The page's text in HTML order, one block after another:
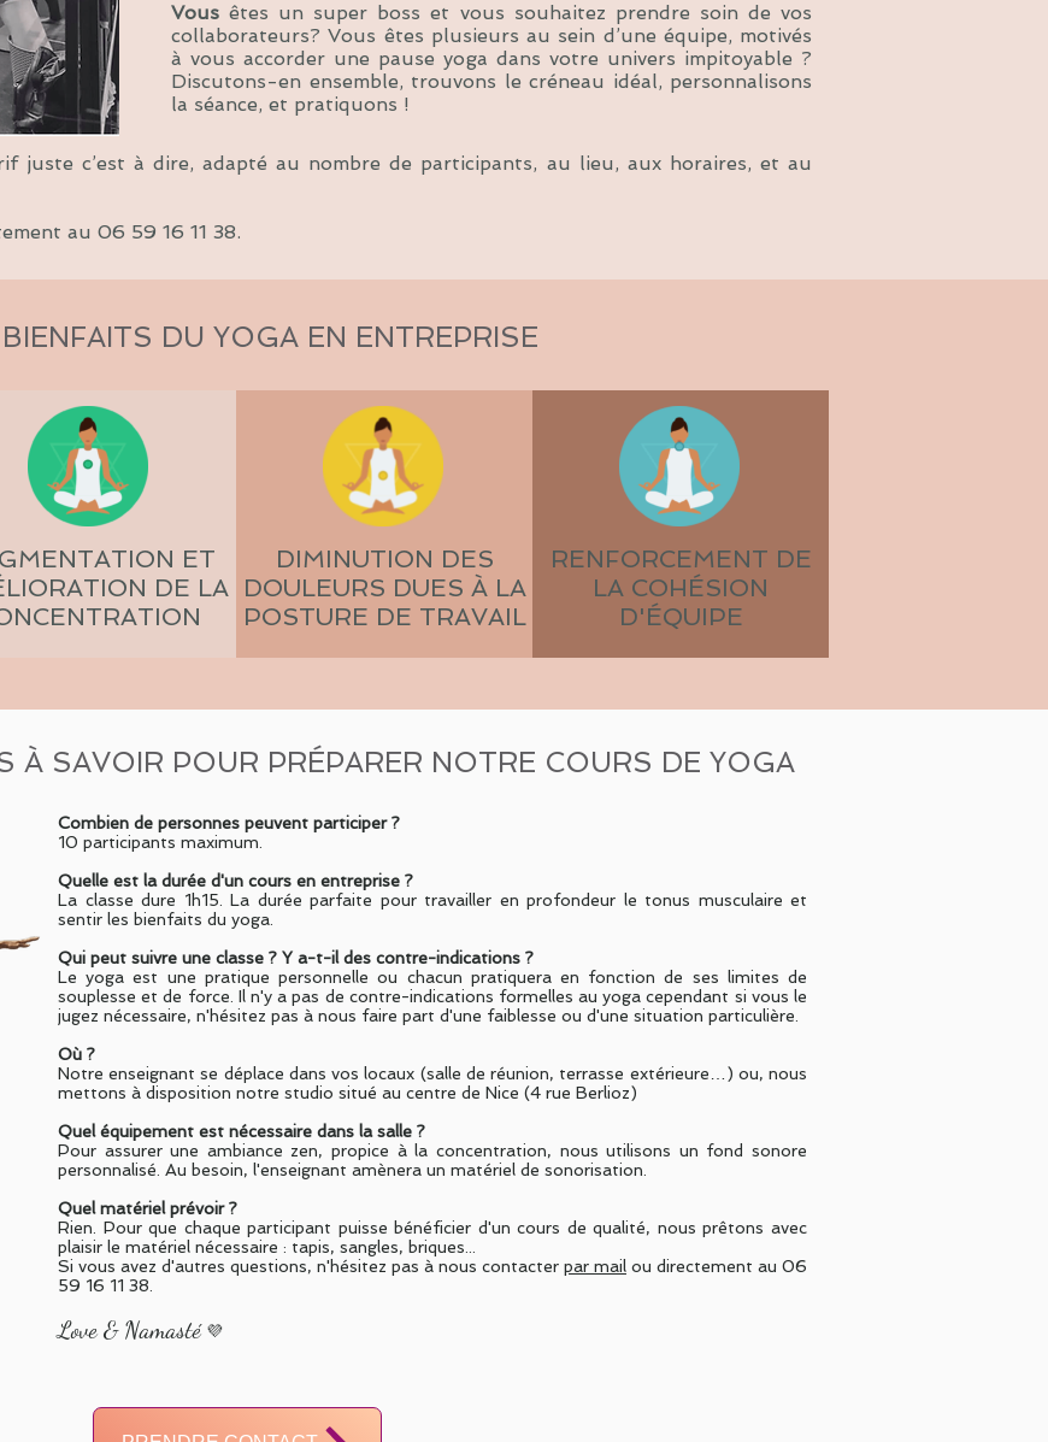
Vous êtes un super boss et vous souhaitez prendre soin de vos
collaborateurs? Vous êtes plusieurs au sein d’une équipe, motivés
à vous accorder une pause yoga dans votre univers impitoyable ?
Discutons-en ensemble, trouvons le créneau idéal, personnalisons
la séance, et pratiquons !
juste c’est à dire, adapté au nombre de participants, au lieu, aux horaires, et au
au 06 59 16 11 38.
DU YOGA EN ENTREPRISE
ET
DE LA
DIMINUTION DES
DOULEURS DUES À LA
POSTURE DE TRAVAIL
RENFORCEMENT DE
LA COHÉSION
D'ÉQUIPE
À SAVOIR POUR PRÉPARER NOTRE COURS DE YOGA
Combien de personnes peuvent participer ?
10 participants maximum.
Quelle est la durée d'un cours en entreprise ?
La classe dure 1h15. La durée parfaite pour travailler en profondeur le tonus musculaire et
sentir les bienfaits du yoga.
Qui peut suivre une classe ? Y a-t-il des contre-indications ?
Le yoga est une pratique personnelle ou chacun pratiquera en fonction de ses limites de
souplesse et de force. Il n'y a pas de contre-indications formelles au yoga cependant si vous le
jugez nécessaire, n'hésitez pas à nous faire part d'une faiblesse ou d'une situation particulière.
Où ?
Notre enseignant se déplace dans vos locaux (salle de réunion, terrasse extérieure…) ou, nous
mettons à disposition notre studio situé au centre de Nice (4 rue Berlioz)
Quel équipement est nécessaire dans la salle ?
Pour assurer une ambiance zen, propice à la concentration, nous utilisons un fond sonore
personnalisé. Au besoin, l'enseignant amènera un matériel de sonorisation.
Quel matériel prévoir ?
Rien. Pour que chaque participant puisse bénéficier d'un cours de qualité, nous prêtons avec
plaisir le matériel nécessaire : tapis, sangles, briques...
Si vous avez d'autres questions, n'hésitez pas à nous contacter par mail ou directement au 06
59 16 11 38.
Love & Namasté💜